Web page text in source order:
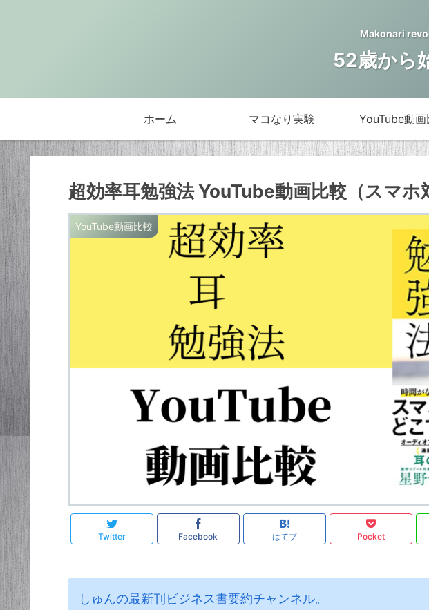
Makonari
52歳から
ホーム マコなり実験 YouTube動画
超効率耳勉強法 YouTube動画比較（スマホ
YouTube動画比較
Twitter Facebook はてブ Pocket
しゅんの最新刊ビジネス書要約チャンネル。